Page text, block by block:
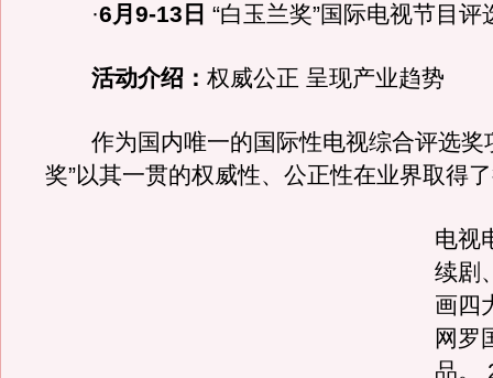
·6月9-13日 “白玉兰奖”国际电视节目评
活动介绍： 权威公正 呈现产业趋势
作为国内唯一的国际性电视综合评选奖
奖”以其一贯的权威性、公正性在业界取得
电视
续剧
画四
网罗
品。